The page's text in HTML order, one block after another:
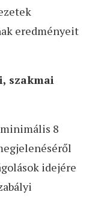
eredményeit
szakmai
8
idejére